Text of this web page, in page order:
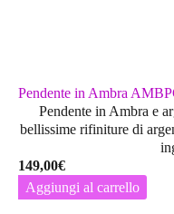
Pendente in Ambra
Pendente in Ambra e
bellissime rifiniture di
149,00€
Aggiungi al carrello